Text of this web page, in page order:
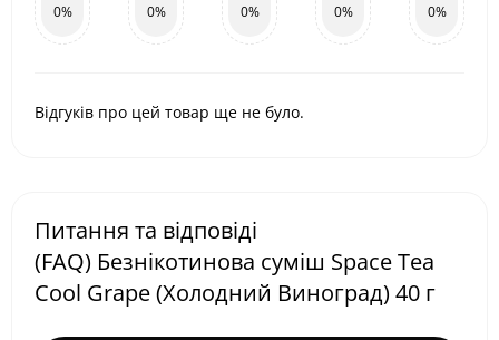
0% 0% 0% 0% 0%
Відгуків про цей товар ще не було.
Питання та відповіді
(FAQ) Безнікотинова суміш Space Tea
Cool Grape (Холодний Виноград) 40 г